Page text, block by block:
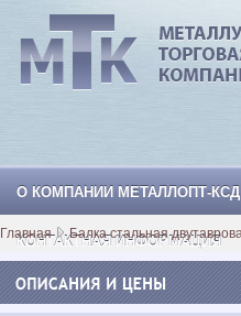
МеталлОпт-ксд:
О КОМПАНИИ МЕТАЛЛОПТ-КСД
КОНТАКТНАЯ ИНФОРМАЦИЯ
Главная Балка стальная